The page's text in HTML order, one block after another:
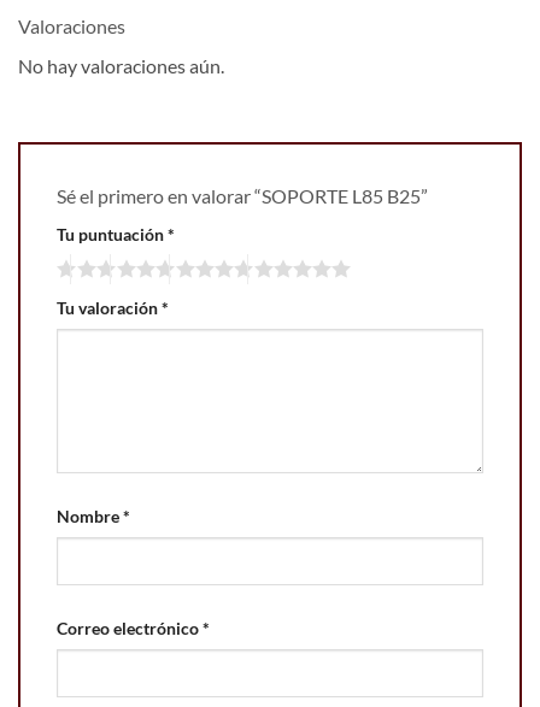
Valoraciones
No hay valoraciones aún.
Sé el primero en valorar “SOPORTE L85 B25”
Tu puntuación*
Tu valoración*
Nombre*
Correo electrónico*